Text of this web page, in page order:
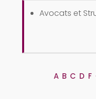
Avocats et
A B C D F